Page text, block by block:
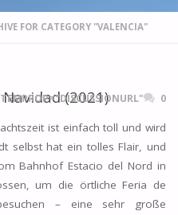
FOR CATEGORY "VALENCIA"
(2021) 0
ist einfach toll und wird
selbst hat ein tolles Flair, und
Bahnhof Estacio del Nord in
um die örtliche Feria de
– eine sehr große